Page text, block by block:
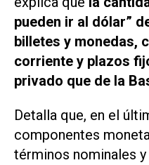
pueden ir al dólar”
billetes y monedas,
corriente y plazos
privado que de la
Detalla que, en el
componentes
términos nominales